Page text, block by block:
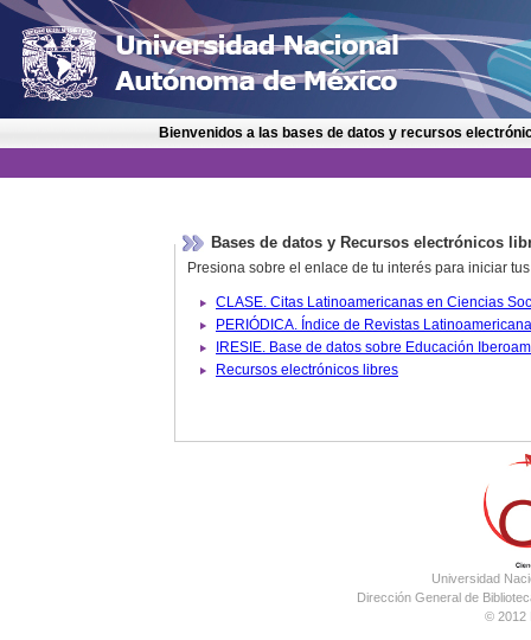
Bienvenidos a las bases de datos y recursos
Bases de datos y Recursos electrónicos
Presiona sobre el enlace de tu interés para iniciar
IRESIE. Base de datos
Recursos electrónicos libres
Universidad
Dirección General de
© 2012